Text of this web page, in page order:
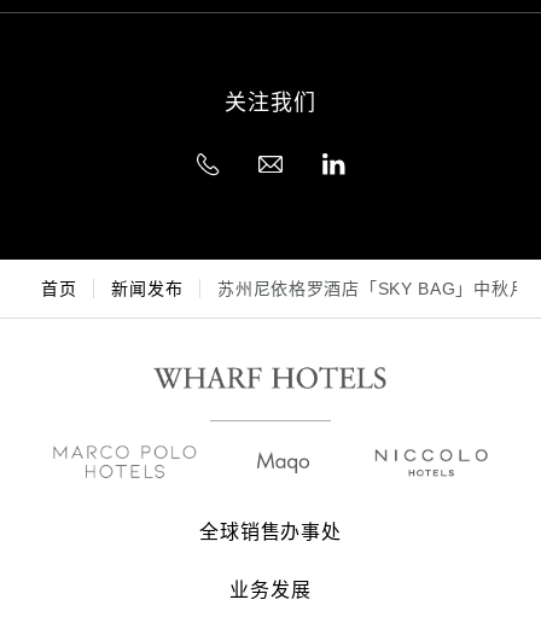
关注我们
首页 新闻发布 苏州尼依格罗酒店「SKY BAG」中秋月
全球销售办事处
业务发展